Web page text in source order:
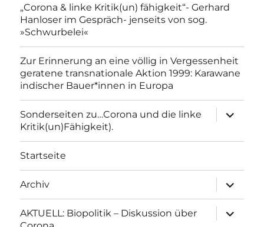
„Corona & linke Kritik(un) fähigkeit“- Gerhard
Hanloser im Gespräch- jenseits von sog.
»Schwurbelei«
Zur Erinnerung an eine völlig in Vergessenheit
geratene transnationale Aktion 1999: Karawane
indischer Bauer*innen in Europa
Sonderseiten zu…Corona und die linke
Kritik(un)Fähigkeit).
anzeigen
Startseite
Archiv
anzeigen
AKTUELL: Biopolitik – Diskussion über
anzeigen